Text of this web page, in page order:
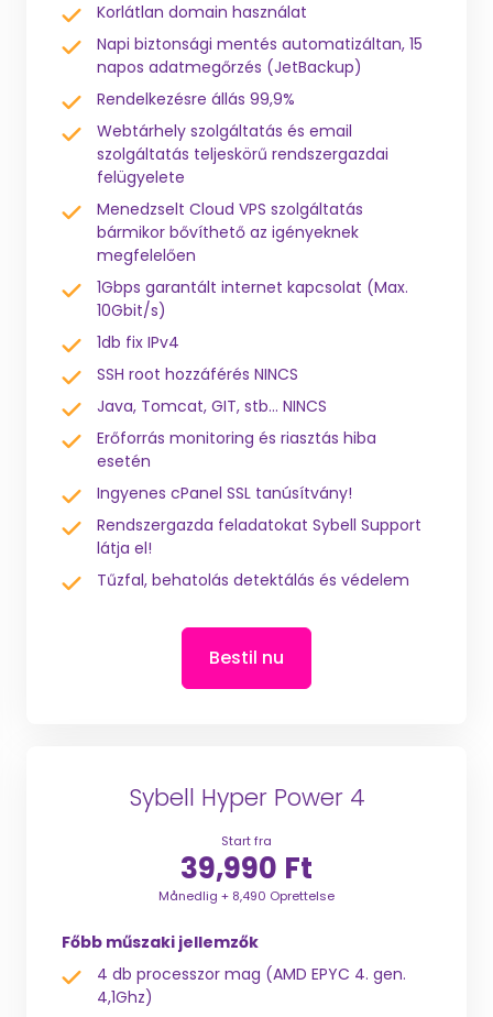
Korlátlan domain használat
Napi biztonsági mentés automatizáltan, 15
napos adatmegőrzés (JetBackup)
Rendelkezésre állás 99,9%
Webtárhely szolgáltatás és email
szolgáltatás teljeskörű rendszergazdai
felügyelete
Menedzselt Cloud VPS szolgáltatás
bármikor bővíthető az igényeknek
megfelelően
1Gbps garantált internet kapcsolat (Max.
10Gbit/s)
1db fix IPv4
SSH root hozzáférés NINCS
Java, Tomcat, GIT, stb... NINCS
Erőforrás monitoring és riasztás hiba
esetén
Ingyenes cPanel SSL tanúsítvány!
Rendszergazda feladatokat Sybell Support
látja el!
Tűzfal, behatolás detektálás és védelem
Bestil nu
Sybell Hyper Power 4
Start fra
39,990 Ft
Månedlig + 8,490 Oprettelse
Főbb műszaki jellemzők
4 db processzor mag (AMD EPYC 4. gen.
4,1Ghz)